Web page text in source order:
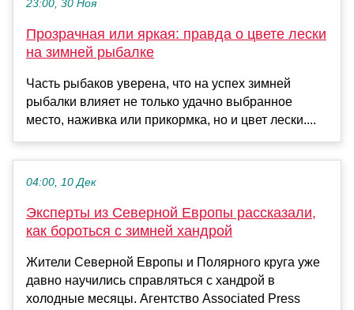
23:00, 30 Ноя
Прозрачная или яркая: правда о цвете лески
на зимней рыбалке
Часть рыбаков уверена, что на успех зимней
рыбалки влияет не только удачно выбранное
место, наживка или прикормка, но и цвет лески....
04:00, 10 Дек
Эксперты из Северной Европы рассказали,
как бороться с зимней хандрой
Жители Северной Европы и Полярного круга уже
давно научились справляться с хандрой в
холодные месяцы. Агентство Associated Press